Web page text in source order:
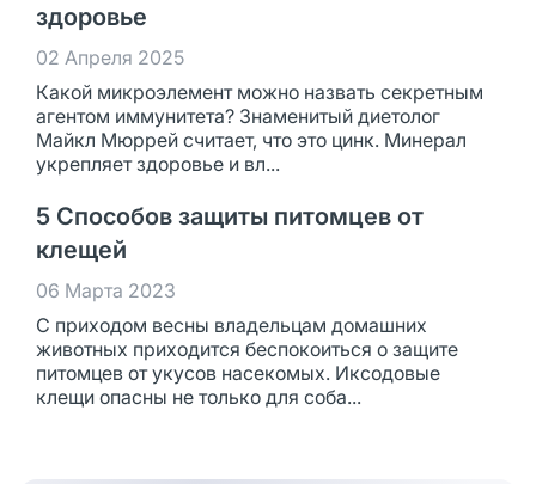
здоровье
02 Апреля 2025
Какой микроэлемент можно назвать секретным
агентом иммунитета? Знаменитый диетолог
Майкл Мюррей считает, что это цинк. Минерал
укрепляет здоровье и вл...
5 Способов защиты питомцев от
клещей
06 Марта 2023
С приходом весны владельцам домашних
животных приходится беспокоиться о защите
питомцев от укусов насекомых. Иксодовые
клещи опасны не только для соба...